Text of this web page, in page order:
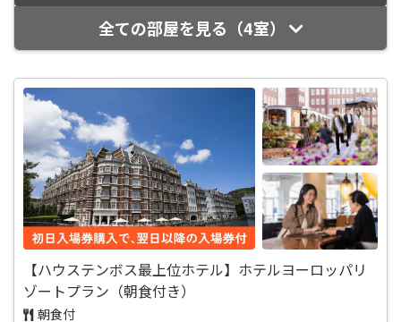
全ての部屋を見る（4室）
【ハウステンボス最上位ホテル】ホテルヨーロッパリ
ゾートプラン（朝食付き）
朝食付